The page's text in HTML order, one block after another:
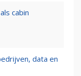
cabin
data en